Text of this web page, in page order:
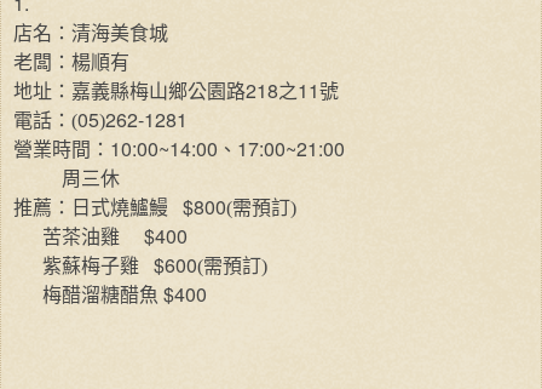
店名：清海美食城
老闆：楊順有
地址：嘉義縣梅山鄉公園路218之11號
電話：(05)262-1281
營業時間： 10:00~14:00 、 17:00~21:00
周三休
推薦：日式燒鱸鰻
$800(需預訂)
苦茶油雞
$400
紫蘇梅子雞 $600(需預訂)
梅醋溜糖醋魚 $400